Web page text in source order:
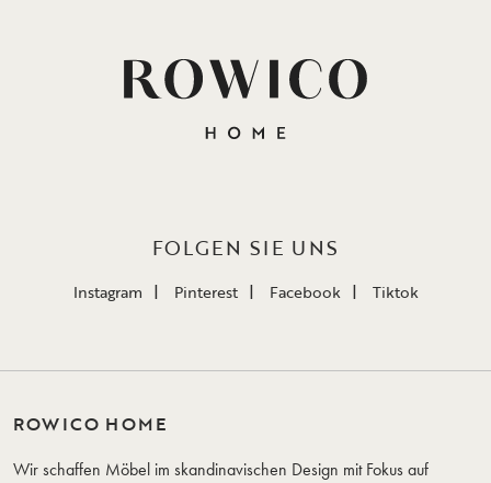
FOLGEN SIE UNS
Instagram Pinterest Facebook Tiktok
ROWICO HOME
Wir schaffen Möbel im skandinavischen Design mit Fokus auf